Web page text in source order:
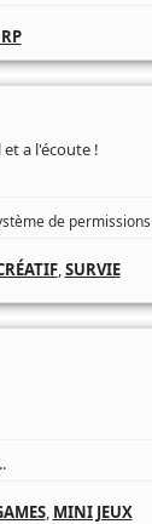
a l'écoute !
de
,SURVIE
, MINI JEUX